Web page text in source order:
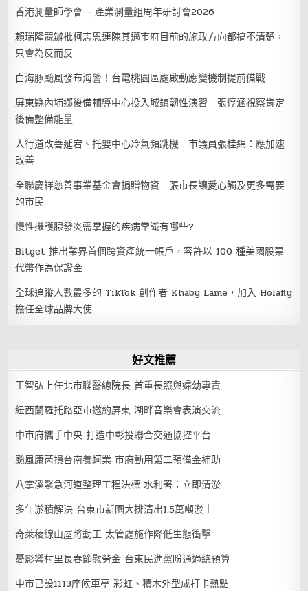
香港測量師學會 – 產業測量組周年研討會2026
賴瑞隆競辦批柯志恩連陳其邁市府目前的施政方向都搞不清楚，
只會為反而反
白海豚颱風發布海警！台電桃園區處啟動應變機制提前備戰
屏東縣內埔鄉後備輔導中心投入城鎮韌性演習 張惇涵視察肯定
後備整備能量
人行道改善延宕、托嬰中心冷氣頻跳機 市議員張桂綿：應加速
改善
全聯慶祥慈善事業基金會捐贈物資 張市長讓愛心觸及更多需要
的市民
慢性攝護腺發炎需掌握的疾病常識有哪些?
Bitget 推出業界首個跨資產統一帳戶，容許以 100 種美國股票
代幣作為保證金
全球追蹤人數最多的 TikTok 創作者 Khaby Lame，加入 Holafly
擔任全球品牌大使
好文推薦
王智弘上任北市聯醫總院長 首重長照與婦幼專責
紐西蘭羅托路亞市邀約屏東 湖畔音樂會表演交流
中市府攜手中央 打造中彰投聯合交通協控平台
颱風康芮損台南養蚵業 市府動用第二預備金補助
八掌溪緊急河道整理工程決標 水利署：立即清淤
多年淤積解決 台東市新園大排清出1.5萬噸淤土
奇萊稜線山屋將動工 太管處施作降低生態衝擊
憂影響村里長春節慰勞金 台東民進黨盼通過總預算
中市已設1113座候車亭 彩虹、積木外型成打卡熱點